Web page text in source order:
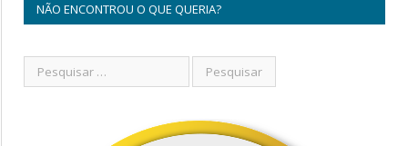
NÃO ENCONTROU O QUE QUERIA?